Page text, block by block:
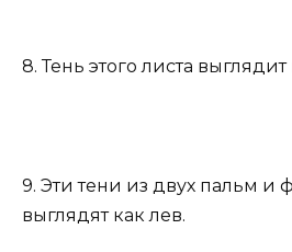
8. Тень этого листа
9. Эти тени из двух пальм и
выглядят как лев.